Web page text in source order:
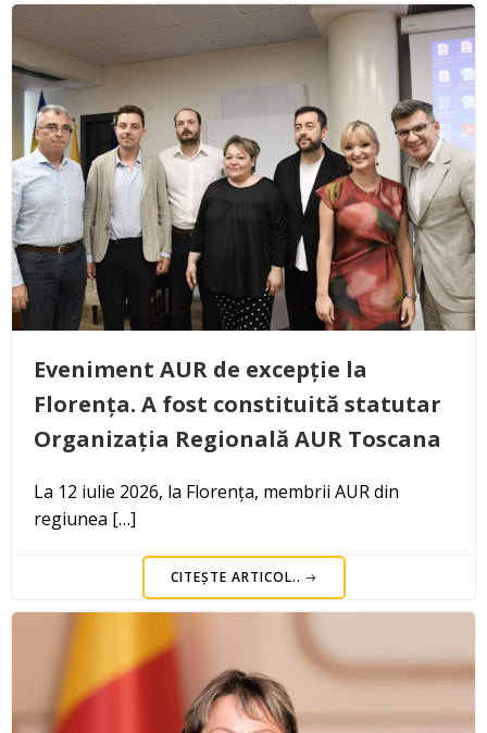
Eveniment AUR de excepție la
Florența. A fost constituită statutar
Organizația Regională AUR Toscana
La 12 iulie 2026, la Florența, membrii AUR din
regiunea […]
CITEȘTE ARTICOL..